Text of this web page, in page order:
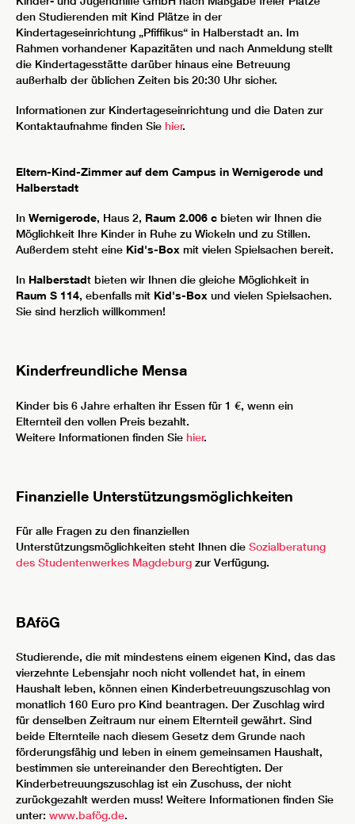
den Studierenden mit Kind Plätze in der
Kindertageseinrichtung „Pfiffikus“ in Halberstadt an. Im
Rahmen vorhandener Kapazitäten und nach Anmeldung stellt
die Kindertagesstätte darüber hinaus eine Betreuung
außerhalb der üblichen Zeiten bis 20:30 Uhr sicher.
Informationen zur Kindertageseinrichtung und die Daten zur
Kontaktaufnahme finden Sie hier.
Eltern-Kind-Zimmer auf dem Campus in Wernigerode und
Halberstadt
In Wernigerode, Haus 2, Raum 2.006 c bieten wir Ihnen die
Möglichkeit Ihre Kinder in Ruhe zu Wickeln und zu Stillen.
Außerdem steht eine Kid's-Box mit vielen Spielsachen bereit.
In Halberstadt bieten wir Ihnen die gleiche Möglichkeit in
Raum S 114, ebenfalls mit Kid's-Box und vielen Spielsachen.
Sie sind herzlich willkommen!
Kinderfreundliche Mensa
Kinder bis 6 Jahre erhalten ihr Essen für 1 €, wenn ein
Elternteil den vollen Preis bezahlt.
Weitere Informationen finden Sie hier.
Finanzielle Unterstützungsmöglichkeiten
Für alle Fragen zu den finanziellen
Unterstützungsmöglichkeiten steht Ihnen die Sozialberatung
des Studentenwerkes Magdeburg zur Verfügung.
BAföG
Studierende, die mit mindestens einem eigenen Kind, das das
vierzehnte Lebensjahr noch nicht vollendet hat, in einem
Haushalt leben, können einen Kinderbetreuungszuschlag von
monatlich 160 Euro pro Kind beantragen. Der Zuschlag wird
für denselben Zeitraum nur einem Elternteil gewährt. Sind
beide Elternteile nach diesem Gesetz dem Grunde nach
förderungsfähig und leben in einem gemeinsamen Haushalt,
bestimmen sie untereinander den Berechtigten. Der
Kinderbetreuungszuschlag ist ein Zuschuss, der nicht
zurückgezahlt werden muss! Weitere Informationen finden Sie
unter: www.bafög.de.